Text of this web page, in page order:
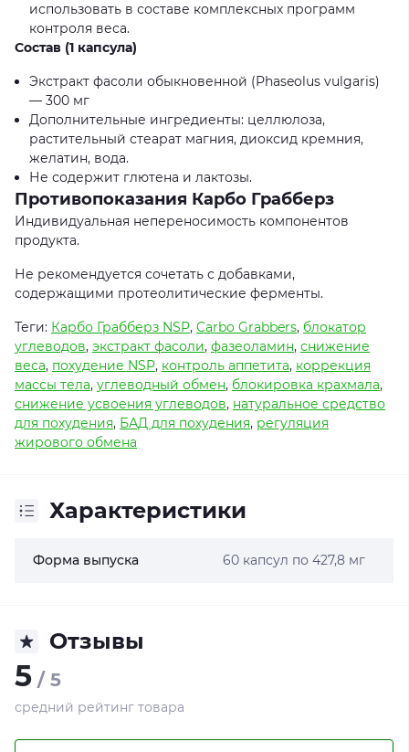
использовать в составе комплексных программ
контроля веса.
Состав (1 капсула)
Экстракт фасоли обыкновенной (Phaseolus vulgaris)
— 300 мг
Дополнительные ингредиенты: целлюлоза,
растительный стеарат магния, диоксид кремния,
желатин, вода.
Не содержит глютена и лактозы.
Противопоказания Карбо Грабберз
Индивидуальная непереносимость компонентов
продукта.
Не рекомендуется сочетать с добавками,
содержащими протеолитические ферменты.
Теги: Карбо Грабберз NSP, Carbo Grabbers, блокатор
углеводов, экстракт фасоли, фазеоламин, снижение
веса, похудение NSP, контроль аппетита, коррекция
массы тела, углеводный обмен, блокировка крахмала,
снижение усвоения углеводов, натуральное средство
для похудения, БАД для похудения, регуляция
жирового обмена
Характеристики
Форма выпуска 60 капсул по 427,8 мг
Отзывы
5 / 5
средний рейтинг товара